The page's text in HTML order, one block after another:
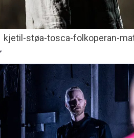
kjetil-støa-tosca-folkoperan-